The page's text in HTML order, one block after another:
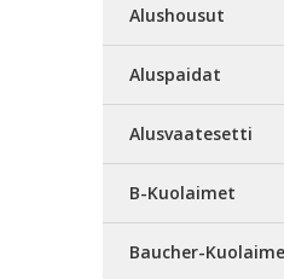
Alushousut
Aluspaidat
Alusvaatesetti
B-Kuolaimet
Baucher-